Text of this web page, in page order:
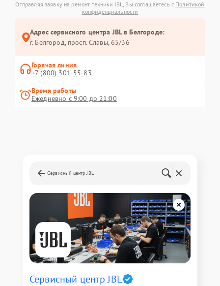
Отправляя заявку на ремонт техники JBL, Вы соглашаетесь с Политикой
конфиденциальности
Адрес сервисного центра JBL в Белгороде:
г. Белгород, просп. Славы, 65/36
Горячая линия
+7 (800) 301-55-83
Время работы
Ежедневно с 9:00 до 21:00
Сервисный центр JBL
Сервисный центр JBL